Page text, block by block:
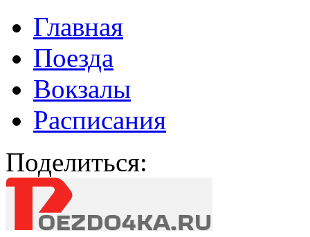
Главная
Поезда
Вокзалы
Расписания
Поделиться: